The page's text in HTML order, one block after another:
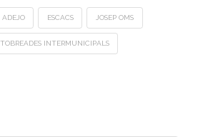
ADEJO ESCACS JOSEP OMS
TOBREADES INTERMUNICIPALS